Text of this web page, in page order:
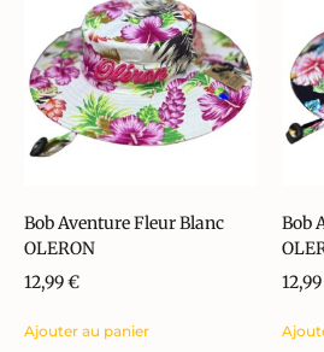
Bob Aventure Fleur Blanc
OLERON
12,99€
Ajouter au panier
Bob
12,99